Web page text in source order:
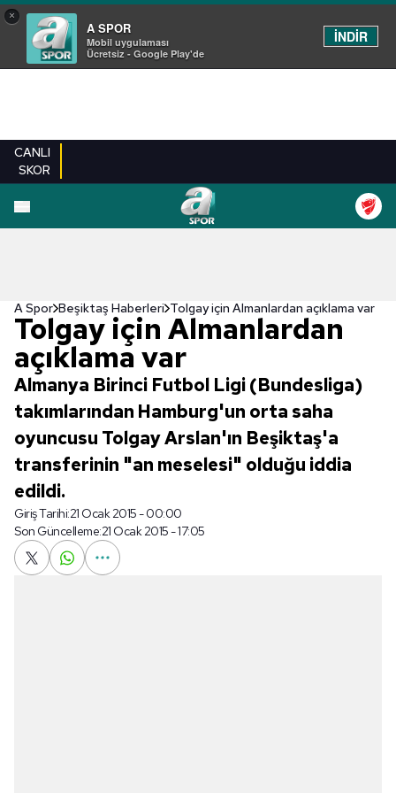
×
A SPOR
Mobil uygulaması
Ücretsiz - Google Play'de
İNDİR
CANLI
SKOR
A Spor Beşiktaş Haberleri Tolgay için Almanlardan açıklama var
Tolgay için Almanlardan
açıklama var
Almanya Birinci Futbol Ligi (Bundesliga)
takımlarından Hamburg'un orta saha
oyuncusu Tolgay Arslan'ın Beşiktaş'a
transferinin "an meselesi" olduğu iddia
edildi.
Giriş Tarihi:21 Ocak 2015 - 00:00
Son Güncelleme:21 Ocak 2015 - 17:05